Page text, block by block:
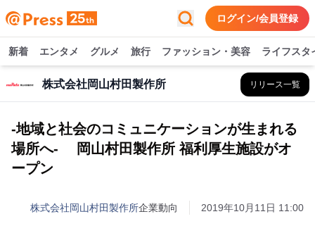
ログイン/会員登録
新着 エンタメ グルメ 旅行 ファッション・美容 ライフスタ
株式会社岡山村田製作所 リリース一覧
-地域と社会のコミュニケーションが生まれる
場所へ- 岡山村田製作所 福利厚生施設がオ
ープン
株式会社岡山村田製作所企業動向 2019年10月11日 11:00